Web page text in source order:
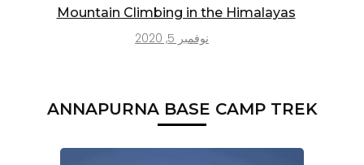
Mountain Climbing in the Himalayas
نوفمبر 5, 2020
ANNAPURNA BASE CAMP TREK